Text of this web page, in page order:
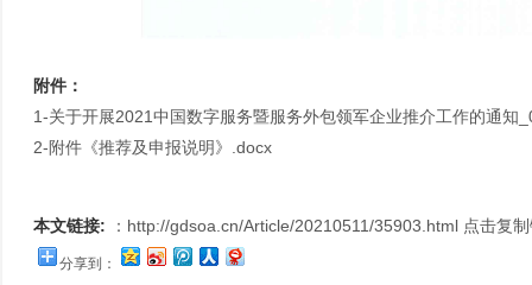
附件：
1-关于开展2021中国数字服务暨服务外包领军企业推介工作的通知
2-附件《推荐及申报说明》.docx
本文链接: ： http://gdsoa.cn/Article/20210511/35903.html 点击复
分享到：